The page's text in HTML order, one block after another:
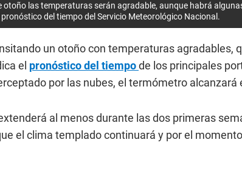
otoño las temperaturas serán agradable, aunque habrá
del tiempo del Servicio Meteorológico Nacional.
un otoño con temperaturas agradables,
el pronóstico del tiempode los principales
por las nubes, el termómetro alcanzará
al menos durante las dos primeras
el clima templado continuará y por el